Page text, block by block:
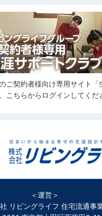
ご契約者様向け専用サイト「
こちらからログインしてくだ
＜運営＞
リビングライフ 住宅流通事